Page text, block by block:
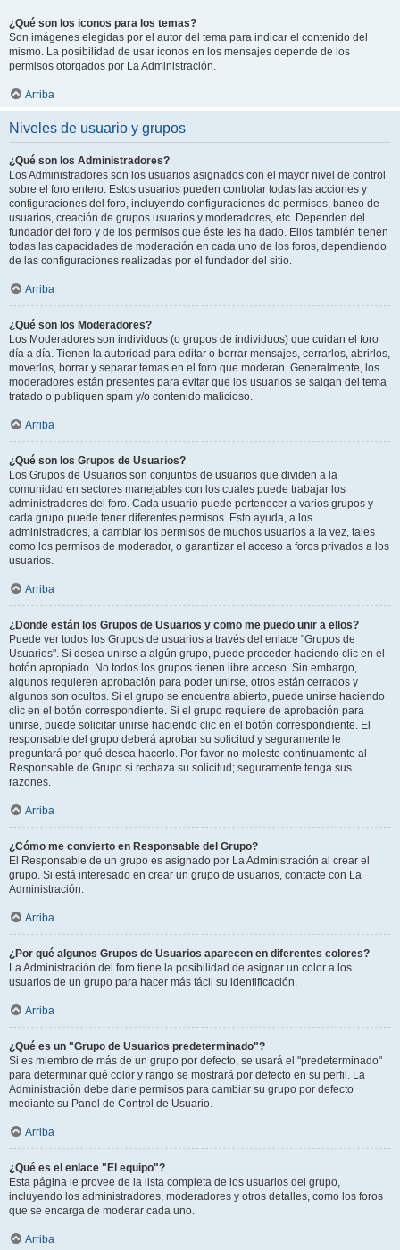
¿Qué son los iconos para los temas?
Son imágenes elegidas por el autor del tema para indicar el contenido del
mismo. La posibilidad de usar iconos en los mensajes depende de los
permisos otorgados por La Administración.
Arriba
Niveles de usuario y grupos
¿Qué son los Administradores?
Los Administradores son los usuarios asignados con el mayor nivel de control
sobre el foro entero. Estos usuarios pueden controlar todas las acciones y
configuraciones del foro, incluyendo configuraciones de permisos, baneo de
usuarios, creación de grupos usuarios y moderadores, etc. Dependen del
fundador del foro y de los permisos que éste les ha dado. Ellos también tienen
todas las capacidades de moderación en cada uno de los foros, dependiendo
de las configuraciones realizadas por el fundador del sitio.
Arriba
¿Qué son los Moderadores?
Los Moderadores son individuos (o grupos de individuos) que cuidan el foro
día a día. Tienen la autoridad para editar o borrar mensajes, cerrarlos, abrirlos,
moverlos, borrar y separar temas en el foro que moderan. Generalmente, los
moderadores están presentes para evitar que los usuarios se salgan del tema
tratado o publiquen spam y/o contenido malicioso.
Arriba
¿Qué son los Grupos de Usuarios?
Los Grupos de Usuarios son conjuntos de usuarios que dividen a la
comunidad en sectores manejables con los cuales puede trabajar los
administradores del foro. Cada usuario puede pertenecer a varios grupos y
cada grupo puede tener diferentes permisos. Esto ayuda, a los
administradores, a cambiar los permisos de muchos usuarios a la vez, tales
como los permisos de moderador, o garantizar el acceso a foros privados a los
usuarios.
Arriba
¿Donde están los Grupos de Usuarios y como me puedo unir a ellos?
Puede ver todos los Grupos de usuarios a través del enlace "Grupos de
Usuarios". Si desea unirse a algún grupo, puede proceder haciendo clic en el
botón apropiado. No todos los grupos tienen libre acceso. Sin embargo,
algunos requieren aprobación para poder unirse, otros están cerrados y
algunos son ocultos. Si el grupo se encuentra abierto, puede unirse haciendo
clic en el botón correspondiente. Si el grupo requiere de aprobación para
unirse, puede solicitar unirse haciendo clic en el botón correspondiente. El
responsable del grupo deberá aprobar su solicitud y seguramente le
preguntará por qué desea hacerlo. Por favor no moleste continuamente al
Responsable de Grupo si rechaza su solicitud; seguramente tenga sus
razones.
Arriba
¿Cómo me convierto en Responsable del Grupo?
El Responsable de un grupo es asignado por La Administración al crear el
grupo. Si está interesado en crear un grupo de usuarios, contacte con La
Administración.
Arriba
¿Por qué algunos Grupos de Usuarios aparecen en diferentes colores?
La Administración del foro tiene la posibilidad de asignar un color a los
usuarios de un grupo para hacer más fácil su identificación.
Arriba
¿Qué es un "Grupo de Usuarios predeterminado"?
Si es miembro de más de un grupo por defecto, se usará el "predeterminado"
para determinar qué color y rango se mostrará por defecto en su perfil. La
Administración debe darle permisos para cambiar su grupo por defecto
mediante su Panel de Control de Usuario.
Arriba
¿Qué es el enlace "El equipo"?
Esta página le provee de la lista completa de los usuarios del grupo,
incluyendo los administradores, moderadores y otros detalles, como los foros
que se encarga de moderar cada uno.
Arriba